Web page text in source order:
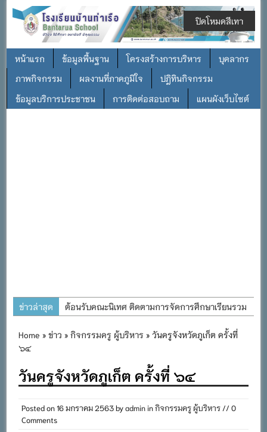
หน้าแรก ข้อมูลพื้นฐาน โครงสร้างการบริหาร
บุคลากร
ภาพกิจกรรม
ผลงานที่ภาคภูมิใจ
ปฎิทินกิจกรรม
ข้อมูลบริการประชาชน
การติดต่อสอบถาม แผนผังเว็บไซต์
ข่าวล่าสุด
ต้อนรับคณะนิเทศ ติดตามการจัดการศึกษาเรียนรวม
การอบรมการจัดทำแผนพัฒนาการจัดการศึกษาและ
สำนักงานเขตพื้นที่การศึกษาประถมศึกษาภูเก็ต
เทียนถวายพระพรชัยมงคล เนื่องในโอกาสวันเฉลิม
Home »ข่าว »กิจกรรมครู ผู้บริหาร » วันครูจังหวัดภูเก็ต ครั้งที่
๖๔
วันครูจังหวัดภูเก็ต ครั้งที่ ๖๔
Posted on16 มกราคม 2563byadmininกิจกรรมครู ผู้บริหาร // 0
Comments
ปิดโหมดสีเทา